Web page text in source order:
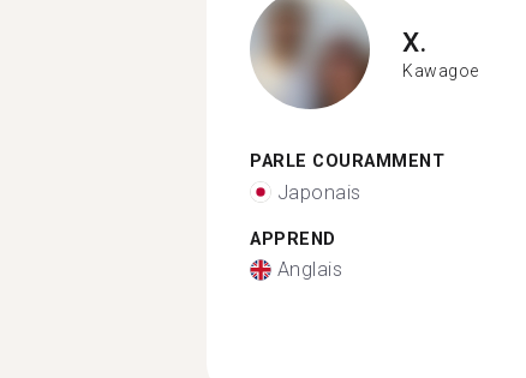
X.
Kawagoe
PARLE COURAMMENT
Japonais
APPREND
Anglais